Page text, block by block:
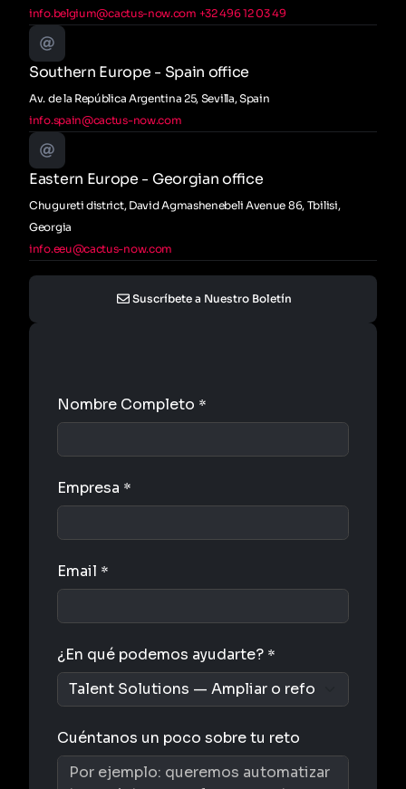
info.belgium@cactus-now.com +32 496 12 03 49
Southern Europe - Spain office
Av. de la República Argentina 25, Sevilla, Spain
info.spain@cactus-now.com
Eastern Europe - Georgian office
Chugureti district, David Agmashenebeli Avenue 86, Tbilisi,
Georgia
info.eeu@cactus-now.com
Suscríbete a Nuestro Boletín